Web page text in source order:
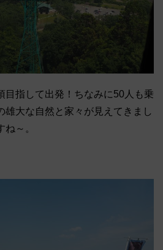
目指して出発！ちなみに50人も乗
雄大な自然と家々が見えてきまし
～。